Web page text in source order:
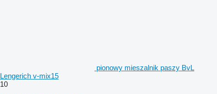
pionowy mieszalnik paszy BvL
Lengerich v-mix15
10